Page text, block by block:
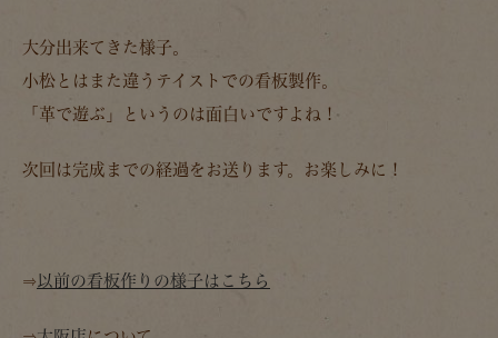
大分出来てきた様子。
小松とはまた違うテイストでの看板製作。
「革で遊ぶ」というのは面白いですよね！
次回は完成までの経過をお送ります。お楽しみに！
⇒以前の看板作りの様子はこちら